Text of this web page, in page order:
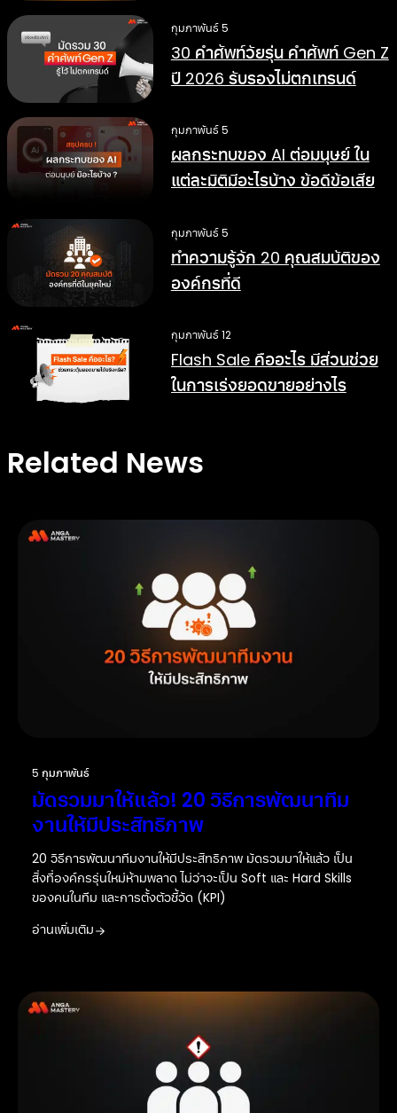
กุมภาพันธ์ 5
30 คำศัพท์วัยรุ่น คำศัพท์ Gen Z
ปี 2026 รับรองไม่ตกเทรนด์
กุมภาพันธ์ 5
ผลกระทบของ AI ต่อมนุษย์ ใน
แต่ละมิติมีอะไรบ้าง ข้อดีข้อเสีย
กุมภาพันธ์ 5
ทำความรู้จัก 20 คุณสมบัติของ
องค์กรที่ดี
กุมภาพันธ์ 12
Flash Sale คืออะไร มีส่วนช่วย
ในการเร่งยอดขายอย่างไร
Related News
5 กุมภาพันธ์
มัดรวมมาให้แล้ว! 20 วิธีการพัฒนาทีม
งานให้มีประสิทธิภาพ
20 วิธีการพัฒนาทีมงานให้มีประสิทธิภาพ มัดรวมมาให้แล้ว เป็น
สิ่งที่องค์กรรุ่นใหม่ห้ามพลาด ไม่ว่าจะเป็น Soft และ Hard Skills
ของคนในทีม และการตั้งตัวชี้วัด (KPI)
อ่านเพิ่มเติม